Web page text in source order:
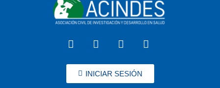
INICIAR SESIÓN